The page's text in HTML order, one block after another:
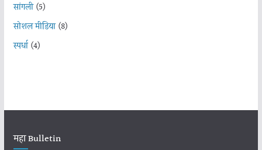
सांगली(5)
सोशल मीडिया(8)
स्पर्धा(4)
महा Bulletin